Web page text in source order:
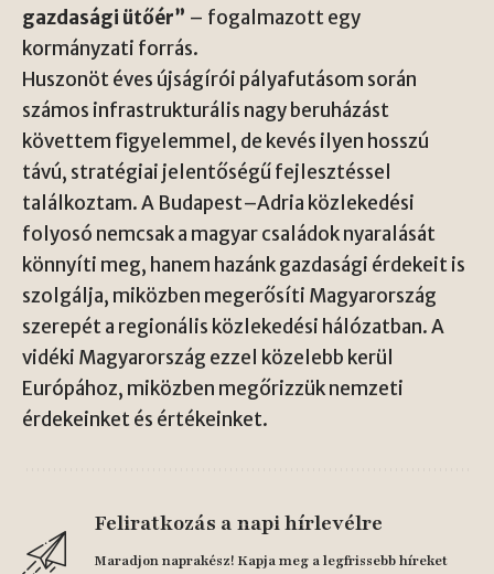
gazdasági ütőér” – fogalmazott egy
kormányzati forrás.
Huszonöt éves újságírói pályafutásom során
számos infrastrukturális nagy beruházást
követtem figyelemmel, de kevés ilyen hosszú
távú, stratégiai jelentőségű fejlesztéssel
találkoztam. A Budapest–Adria közlekedési
folyosó nemcsak a magyar családok nyaralását
könnyíti meg, hanem hazánk gazdasági érdekeit is
szolgálja, miközben megerősíti Magyarország
szerepét a regionális közlekedési hálózatban. A
vidéki Magyarország ezzel közelebb kerül
Európához, miközben megőrizzük nemzeti
érdekeinket és értékeinket.
Feliratkozás a napi hírlevélre
Maradjon naprakész! Kapja meg a legfrissebb híreket